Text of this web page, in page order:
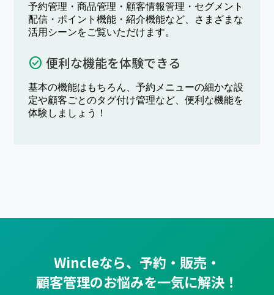
予約管理・商品管理・顧客情報管理・セグメント
配信・ポイント機能・紹介機能など、さまざまな
活用シーンをご覧いただけます。
check_circle 便利な機能を体験できる
基本の機能はもちろん、予約メニューの細かな設
定や顧客ごとのタグ付け管理など、便利な機能を
体験しましょう！
Wincleなら、予約・販売・
顧客管理のお悩みを一気に解決！